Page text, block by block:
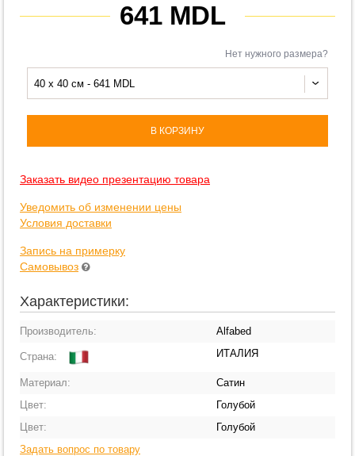
641 MDL
Нет нужного размера?
40 x 40 см - 641 MDL
В КОРЗИНУ
Заказать видео презентацию товара
Уведомить об изменении цены
Условия доставки
Запись на примерку
Самовывоз
Характеристики:
Производитель: Alfabed
Страна: ИТАЛИЯ
Материал:
Сатин
Цвет:
Голубой
Цвет:
Голубой
Задать вопрос по товару